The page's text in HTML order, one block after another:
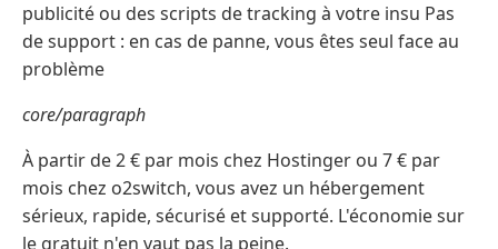
publicité ou des scripts de tracking à votre insu Pas
de support : en cas de panne, vous êtes seul face au
problème
core/paragraph
À partir de 2 € par mois chez Hostinger ou 7 € par
mois chez o2switch, vous avez un hébergement
sérieux, rapide, sécurisé et supporté. L'économie sur
le gratuit n'en vaut pas la peine.